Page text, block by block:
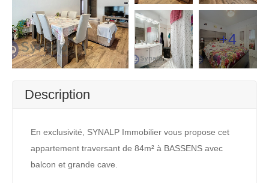
+4
Description
En exclusivité, SYNALP Immobilier vous propose cet
appartement traversant de 84m² à BASSENS avec
balcon et grande cave.